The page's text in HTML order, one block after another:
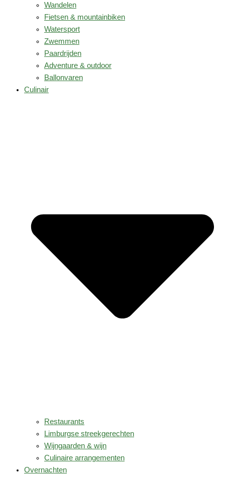
Wandelen
Fietsen & mountainbiken
Watersport
Zwemmen
Paardrijden
Adventure & outdoor
Ballonvaren
Culinair
Restaurants
Limburgse streekgerechten
Wijngaarden & wijn
Culinaire arrangementen
Overnachten